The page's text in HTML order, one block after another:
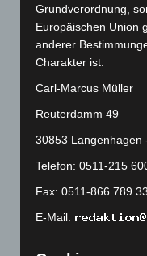
Januar 2023(140)
Dezember 2022(130)
November 2022
Oktober 2022 (166)
September 2022(205)
August 2022(166)
Juli 2022(133)
Juni 2022(167)
Mai 2022
(177)
Grundverordnung,
Europäischen Union
anderer
Charakter ist:
Carl-Marcus Müller
Reuterdamm 49
30853 Langenhagen
Telefon: 0511-215
Fax: 0511-866 789 33
E-Mail: